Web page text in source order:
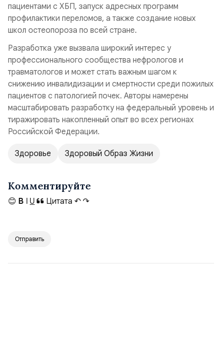
пациентами с ХБП, запуск адресных программ
профилактики переломов, а также создание новых
школ остеопороза по всей стране.
Разработка уже вызвала широкий интерес у
профессионального сообщества нефрологов и
травматологов и может стать важным шагом к
снижению инвалидизации и смертности среди пожилых
пациентов с патологией почек. Авторы намерены
масштабировать разработку на федеральный уровень и
тиражировать накопленный опыт во всех регионах
Российской Федерации.
Здоровье Здоровый Образ Жизни
Комментируйте
😊 B I U Цитата ↶ ↷
Отправить